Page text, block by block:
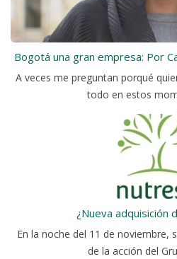
Bogotá una gran empresa: Por
A veces me preguntan porqué
todo en estos
¿Nueva adquisición
En la noche del 11 de noviembre,
de la acción del